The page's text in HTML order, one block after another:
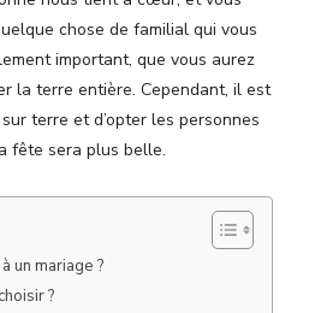
chose de familial qui vous
important, que vous aurez
la terre entière. Cependant, il est
terre et d’opter les personnes
fête sera plus belle.
un mariage ?
?